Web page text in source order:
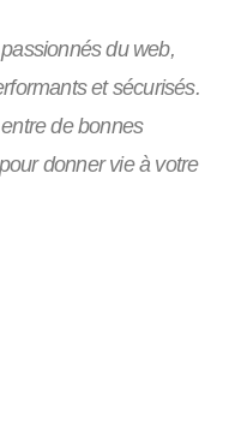
du web,
et sécurisés.
de bonnes
donner vie à votre